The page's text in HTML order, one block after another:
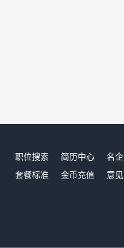
职位搜索 简历中心 名
套餐标准
金币充值 意